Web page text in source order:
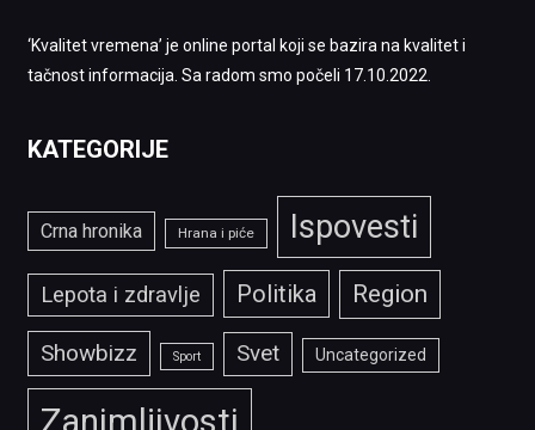
‘Kvalitet vremena’ je online portal koji se bazira na kvalitet i
tačnost informacija. Sa radom smo počeli 17.10.2022.
KATEGORIJE
Crna hronika Hrana i piće Ispovesti
Lepota i zdravlje Politika Region
Showbizz Sport Svet Uncategorized
Zanimljivosti